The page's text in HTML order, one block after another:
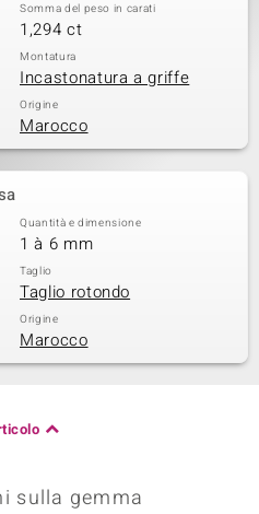
Somma del peso in carati
1,294 ct
Montatura
Incastonatura a griffe
Origine
Marocco
Quantità e dimensione
1 à 6 mm
Taglio
Taglio rotondo
Origine
Marocco
sulla gemma